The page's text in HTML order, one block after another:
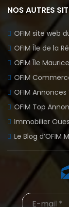
NOS AUTRES
OFIM site web
OFIM Île de la
OFIM Île Maurice
OFIM
OFIM Annonces
OFIM Top
Immobilier
Le Blog d’OFIM